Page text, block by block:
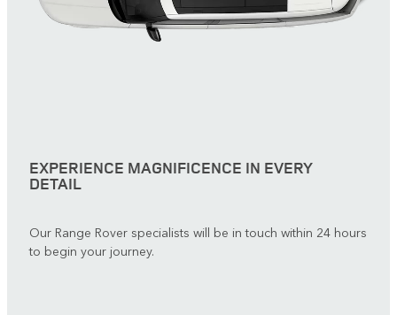
EXPERIENCE MAGNIFICENCE IN EVERY
DETAIL
Our Range Rover specialists will be in touch within 24 hours
to begin your journey.